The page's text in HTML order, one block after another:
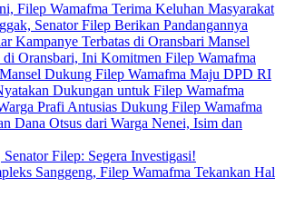
Filep Wamafma Terima Keluhan Masyarakat
Senator Filep Berikan Pandangannya
Kampanye Terbatas di Oransbari Mansel
di Oransbari, Ini Komitmen Filep Wamafma
Dukung Filep Wamafma Maju DPD RI
Dukungan untuk Filep Wamafma
Prafi Antusias Dukung Filep Wamafma
Dana Otsus dari Warga Nenei, Isim dan
Filep: Segera Investigasi!
Sanggeng, Filep Wamafma Tekankan Hal